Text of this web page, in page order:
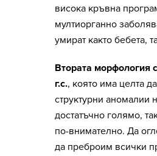
висока кръвна
мултиорганно
умират както бебета,
Втората морфология
г.с., която има целта
структурни аномалии
достатъчно голямо,
по-внимателно. Да
да преброим всички